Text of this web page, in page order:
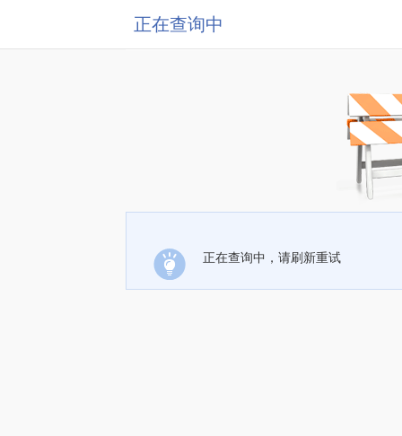
正在查询中
正在查询中，请刷新重试